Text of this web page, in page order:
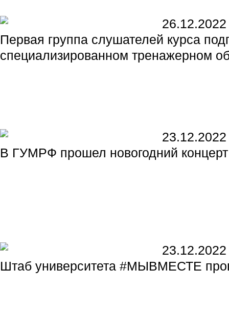
26.12.2022
Первая группа слушателей курса
специализированном тренажерном
23.12.2022
В ГУМРФ прошел новогодний концерт
23.12.2022
Штаб университета #МЫВМЕСТЕ